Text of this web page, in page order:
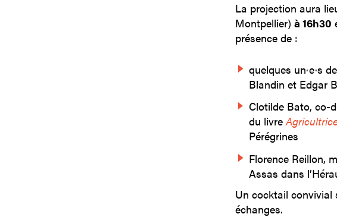
La projection aura
Montpellier) à 16h30
présence de :
quelques un·e·s
Blandin et Edgar
Clotilde Bato, co-
du livre
Pérégrines
Florence Reillon,
Assas dans
Un cocktail convivial
échanges.